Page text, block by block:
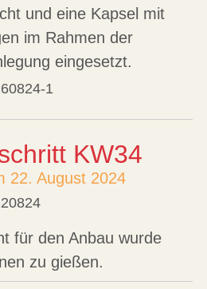
und eine Kapsel mit
im Rahmen der
eingesetzt.
KW34
22. August 2024
für den Anbau wurde
zu gießen.